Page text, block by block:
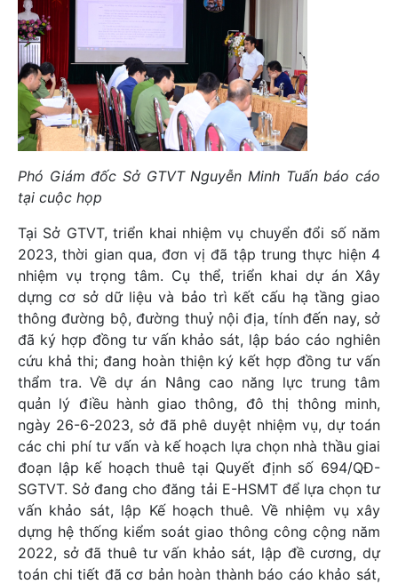
Phó Giám đốc Sở GTVT Nguyễn Minh Tuấn báo cáo
tại cuộc họp
Tại Sở GTVT, triển khai nhiệm vụ chuyển đổi số năm
2023, thời gian qua, đơn vị đã tập trung thực hiện 4
nhiệm vụ trọng tâm. Cụ thể, triển khai dự án Xây
dựng cơ sở dữ liệu và bảo trì kết cấu hạ tầng giao
thông đường bộ, đường thuỷ nội địa, tính đến nay, sở
đã ký hợp đồng tư vấn khảo sát, lập báo cáo nghiên
cứu khả thi; đang hoàn thiện ký kết hợp đồng tư vấn
thẩm tra. Về dự án Nâng cao năng lực trung tâm
quản lý điều hành giao thông, đô thị thông minh,
ngày 26-6-2023, sở đã phê duyệt nhiệm vụ, dự toán
các chi phí tư vấn và kế hoạch lựa chọn nhà thầu giai
đoạn lập kế hoạch thuê tại Quyết định số 694/QĐ-
SGTVT. Sở đang cho đăng tải E-HSMT để lựa chọn tư
vấn khảo sát, lập Kế hoạch thuê. Về nhiệm vụ xây
dựng hệ thống kiểm soát giao thông công cộng năm
2022, sở đã thuê tư vấn khảo sát, lập đề cương, dự
toán chi tiết đã cơ bản hoàn thành báo cáo khảo sát,